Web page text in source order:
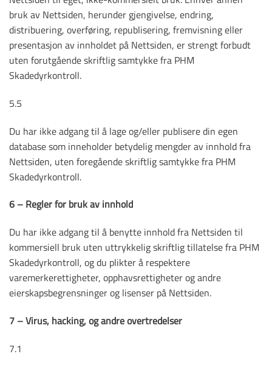
bruk av Nettsiden, herunder gjengivelse, endring,
distribuering, overføring, republisering, fremvisning eller
presentasjon av innholdet på Nettsiden, er strengt forbudt
uten forutgående skriftlig samtykke fra PHM
Skadedyrkontroll.
5.5
Du har ikke adgang til å lage og/eller publisere din egen
database som inneholder betydelig mengder av innhold fra
Nettsiden, uten foregående skriftlig samtykke fra PHM
Skadedyrkontroll.
6 – Regler for bruk av innhold
Du har ikke adgang til å benytte innhold fra Nettsiden til
kommersiell bruk uten uttrykkelig skriftlig tillatelse fra PHM
Skadedyrkontroll, og du plikter å respektere
varemerkerettigheter, opphavsrettigheter og andre
eierskapsbegrensninger og lisenser på Nettsiden.
7 – Virus, hacking, og andre overtredelser
7.1